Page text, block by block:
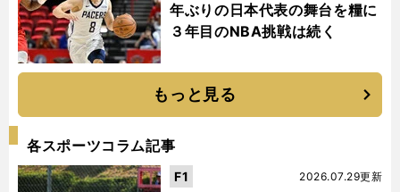
年ぶりの日本代表の舞台を糧に
３年目のNBA挑戦は続く
もっと見る
各スポーツコラム記事
2026.07.29更新
F1